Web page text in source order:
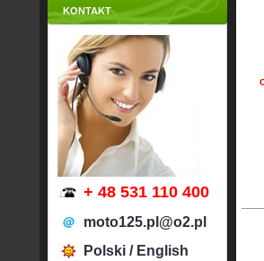
KONTAKT
+ 48 531 110 400
moto125.pl@o2.pl
Polski / English